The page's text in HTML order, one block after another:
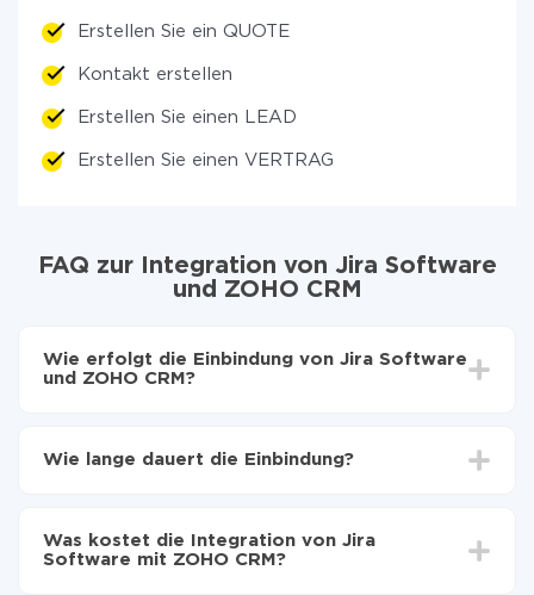
Erstellen Sie ein QUOTE
Kontakt erstellen
Erstellen Sie einen LEAD
Erstellen Sie einen VERTRAG
FAQ zur Integration von Jira Software
und ZOHO CRM
Wie erfolgt die Einbindung von Jira Software
und ZOHO CRM?
CRM zu übertragen
Software auf ZOHO CRM übertragen
Wie lange dauert die Einbindung?
Im Durchschnitt dauert es 10-15 Minuten.
Was kostet die Integration von Jira
Software mit ZOHO CRM?